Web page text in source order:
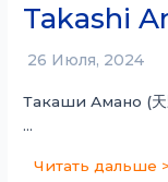
Takashi
26 Июля, 2024
Такаши Амано (天
…
Читать дальше